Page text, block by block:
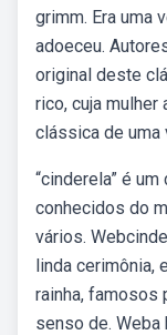
grimm. Era uma
adoeceu.
original deste
rico, cuja mulher
clássica de uma
“cinderela” é
conhecidos do
vários.
linda cerimônia,
rainha, famosos
senso de.